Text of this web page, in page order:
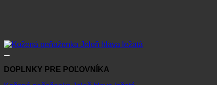
DOPLNKY PRE POĽOVNÍKA